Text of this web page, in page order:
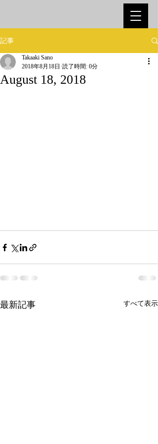
記事
August 18, 2018
Takaaki Sano
2018年8月18日 読了時間: 0分
最新記事 すべて表示